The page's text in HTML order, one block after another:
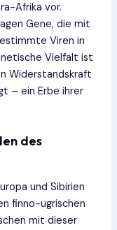
Afrika vor.
Gene, die mit
Viren in
Vielfalt ist
Widerstandskraft
– ein Erbe ihrer
des
und Sibirien
finno-ugrischen
mit dieser